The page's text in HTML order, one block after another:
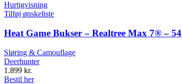
Hurtigvisning
Tilføj ønskeliste
Heat Game Bukser – Realtree Max 7® – 54
Sløring & Camouflage
Deerhunter
1.899 kr.
Bestil her